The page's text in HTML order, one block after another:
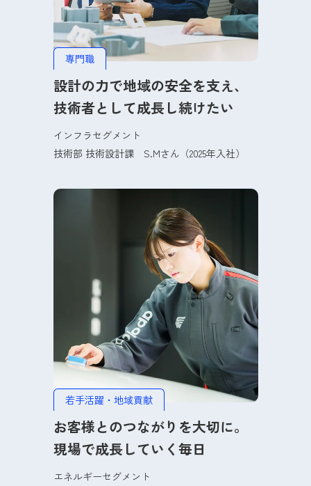
専門職
設計の力で地域の安全を支え、
技術者として成長し続けたい
インフラセグメント
技術部 技術設計課 S.Mさん（2025年入社）
若手活躍・地域貢献
お客様とのつながりを大切に。
現場で成長していく毎日
エネルギーセグメント